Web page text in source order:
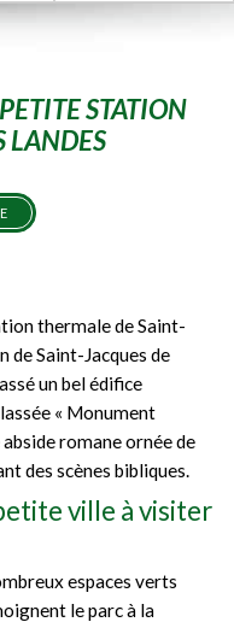
STATION
LANDES
thermale de Saint-
de Saint-Jacques de
un bel édifice
« Monument
romane ornée de
des scènes bibliques.
ville à visiter
espaces verts
le parc à la